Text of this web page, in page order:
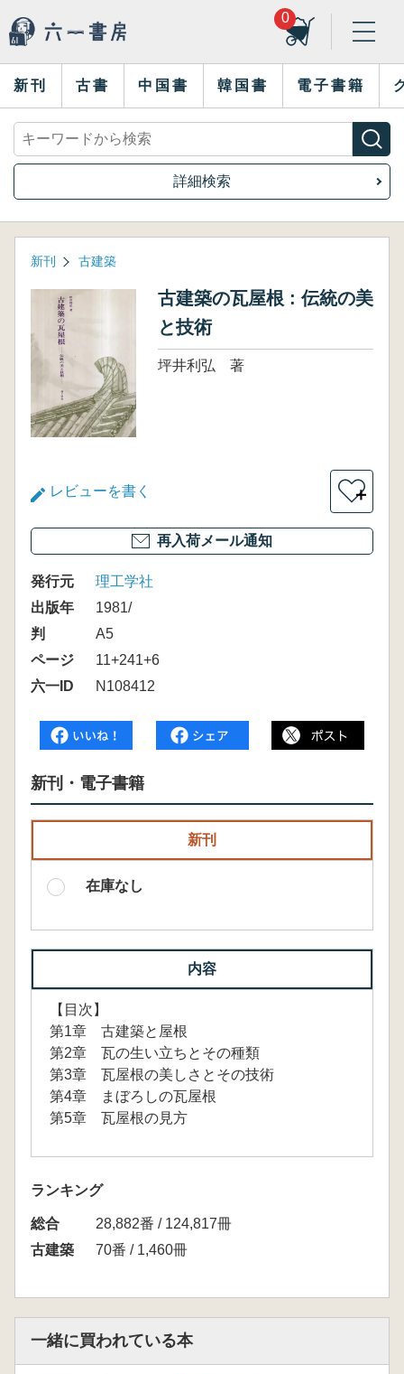
0
新刊 古書 中国書 韓国書 電子書籍
詳細検索
新刊 古建築
古建築の瓦屋根 : 伝統の美
と技術
坪井利弘 著
レビューを書く ＋
再入荷メール通知
発行元
理工学社
出版年
1981/
判
A5
ページ
11+241+6
六一ID
N108412
新刊・電子書籍
新刊
在庫なし
内容
【目次】
第1章 古建築と屋根
第2章 瓦の生い立ちとその種類
第3章 瓦屋根の美しさとその技術
第4章 まぼろしの瓦屋根
第5章 瓦屋根の見方
ランキング
総合
28,882番 / 124,817冊
古建築
70番 / 1,460冊
一緒に買われている本